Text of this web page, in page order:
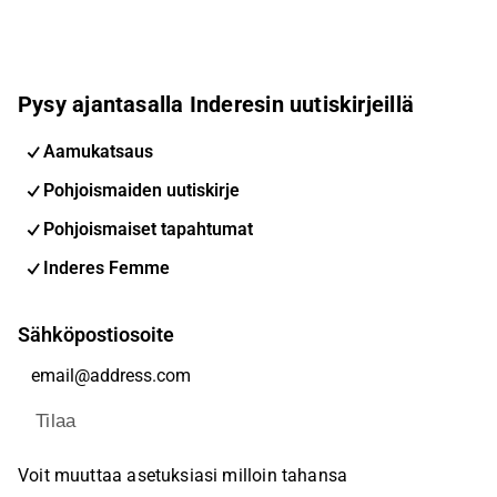
Pysy ajantasalla Inderesin uutiskirjeillä
Aamukatsaus
Pohjoismaiden uutiskirje
Pohjoismaiset tapahtumat
Inderes Femme
Sähköpostiosoite
Tilaa
Voit muuttaa asetuksiasi milloin tahansa